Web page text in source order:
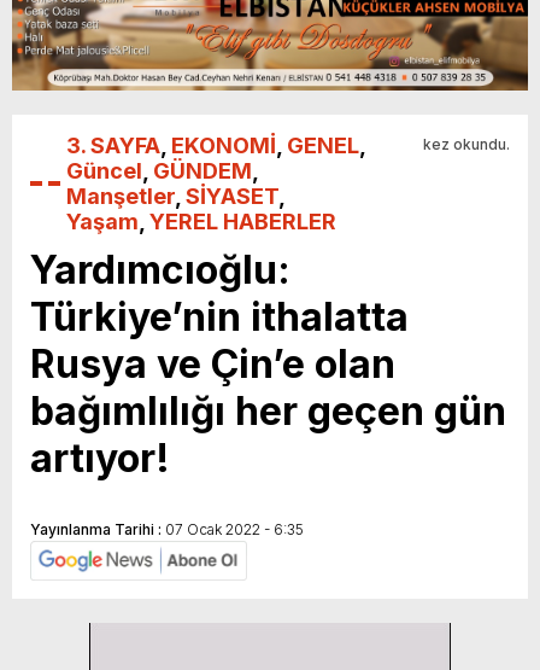
3. SAYFA EKONOMİ GENEL
Güncel GÜNDEM
Manşetler SİYASET
Yaşam YEREL HABERLER
kez okundu.
Yardımcıoğlu:
Türkiye’nin ithalatta
Rusya ve Çin’e olan
bağımlılığı her geçen gün
artıyor!
Yayınlanma Tarihi : 07 Ocak 2022 - 6:35